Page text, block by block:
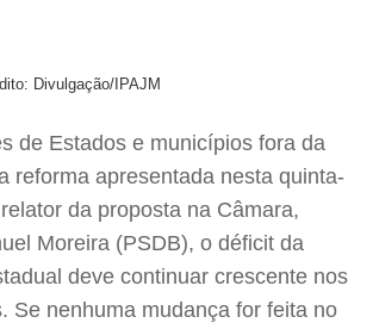
Divulgação/IPAJM
de Estados e municípios fora da
reforma apresentada nesta quinta-
da proposta na Câmara,
Moreira (PSDB), o déficit da
deve continuar crescente nos
Se nenhuma mudança for feita no